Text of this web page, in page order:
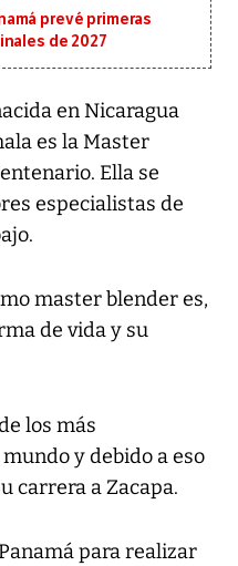
prevé primeras
de 2027
en Nicaragua
es la Master
Ella se
especialistas de
master blender es,
de vida y su
los más
y debido a eso
carrera a Zacapa.
para realizar